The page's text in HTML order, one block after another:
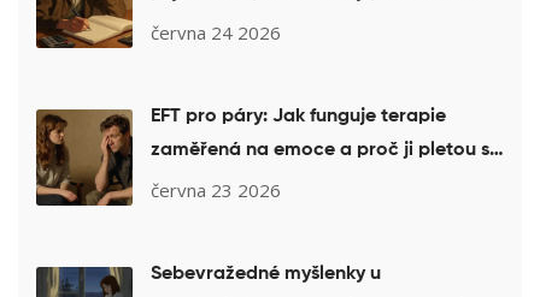
tipy pro úsporu
června 24 2026
EFT pro páry: Jak funguje terapie
zaměřená na emoce a proč ji pletou s
poťukáním
června 23 2026
Sebevražedné myšlenky u